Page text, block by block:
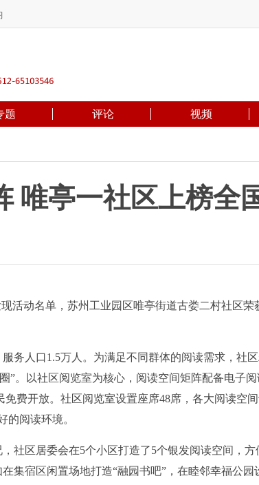
题 评论 视频
唯亭一社区上榜全
动名单，苏州工业园区唯亭街道古娄二村社区荣
人口1.5万人。为满足不同群体的阅读需求，社
”。以社区阅览室为核心，阅读空间矩阵配备电子阅
费开放。社区阅览室设置座席48席，各大阅读空
的阅读环境。
区居委会在5个小区打造了5个银发阅读空间，方
集宿区闲置场地打造“融园书吧”，在睦邻幸福公园